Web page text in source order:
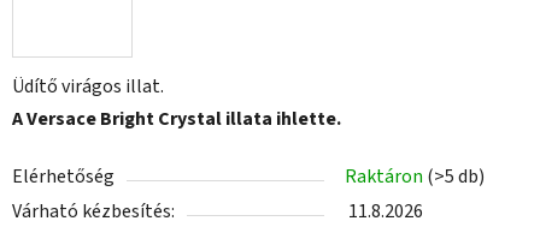
Üdítő virágos illat.
A Versace Bright Crystal illata ihlette.
Elérhetőség Raktáron (>5 db)
Várható kézbesítés:
11.8.2026